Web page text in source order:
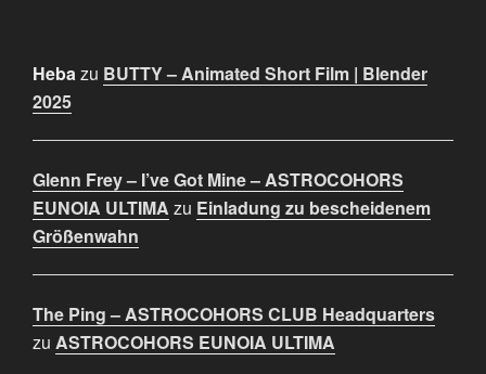
Hebazu BUTTY – Animated Short Film | Blender
2025
Glenn Frey – I’ve Got Mine – ASTROCOHORS
EUNOIA ULTIMA zu Einladung zu bescheidenem
Größenwahn
The Ping – ASTROCOHORS CLUB Headquarters
zu ASTROCOHORS EUNOIA ULTIMA